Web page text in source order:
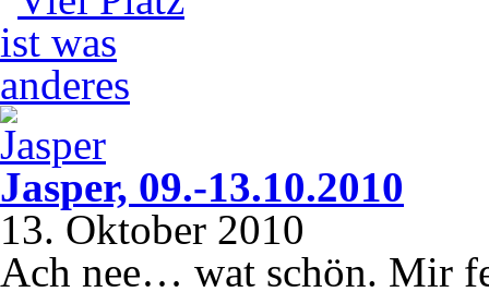
Jasper, 09.-13.10.2010
13. Oktober 2010
Ach nee… wat schön. Mir